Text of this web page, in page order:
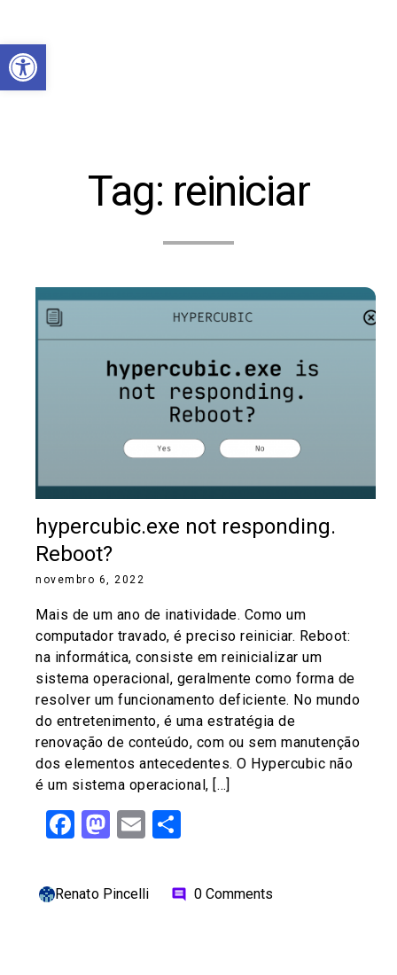
Abrir a barra de ferramentas
Tag: reiniciar
hypercubic.exe not responding.
Reboot?
novembro 6, 2022
Mais de um ano de inatividade. Como um
computador travado, é preciso reiniciar. Reboot:
na informática, consiste em reinicializar um
sistema operacional, geralmente como forma de
resolver um funcionamento deficiente. No mundo
do entretenimento, é uma estratégia de
renovação de conteúdo, com ou sem manutenção
dos elementos antecedentes. O Hypercubic não
é um sistema operacional, […]
Facebook
Mastodon
Email
Renato Pincelli comment 0 Comments